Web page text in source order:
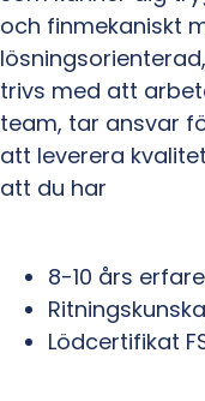
och finmekaniskt
trivs med att
team, tar ansvar
att leverera
att du har
8-10 års
Lödcertifikat